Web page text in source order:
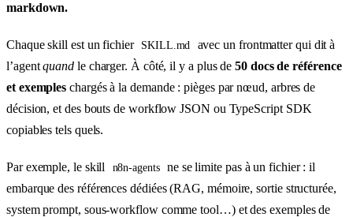
markdown.
Chaque skill est un fichier SKILL.md
avec un frontmatter qui dit à
l’agentquandle charger. À côté, il y a plus de50 docs de référence
et exemples chargés à la demande : pièges par nœud, arbres de
décision, et des bouts de workflow JSON ou TypeScript SDK
copiables tels quels.
Par exemple, le skill n8n-agents
ne se limite pas à un fichier : il
embarque des références dédiées (RAG, mémoire, sortie structurée,
system prompt, sous-workflow comme tool…) et des exemples de